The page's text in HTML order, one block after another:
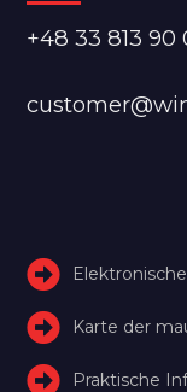
+48 33 813 90
Karte der
Praktische